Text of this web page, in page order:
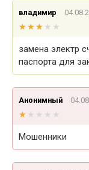
владимир
★★★★★
★★★★★
замена электр
паспорта для
Анонимный
★★★★★
★★★★★
Мошенники